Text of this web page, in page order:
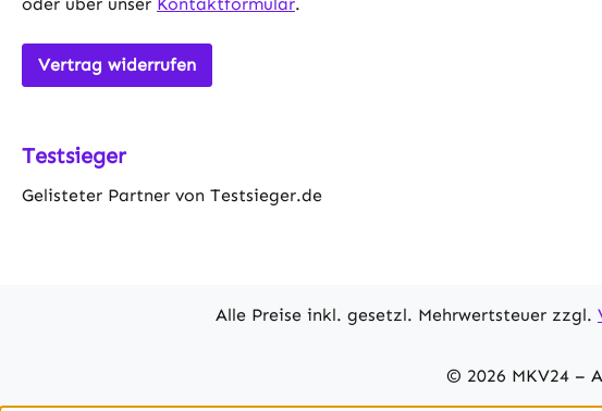
Vertrag widerrufen
Testsieger
Gelisteter Partner von Testsieger.de
Alle Preise inkl. gesetzl. Mehrwertsteuer zzgl.
© 2026 MKV24 –